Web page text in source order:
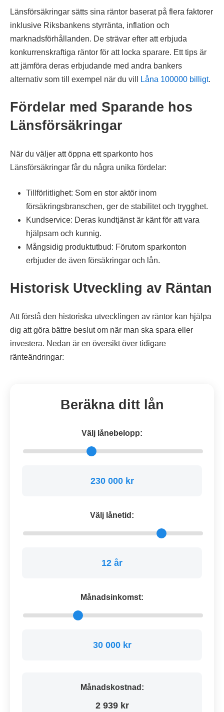
Länsförsäkringar sätts sina räntor baserat på flera faktorer
inklusive Riksbankens styrränta, inflation och
marknadsförhållanden. De strävar efter att erbjuda
konkurrenskraftiga räntor för att locka sparare. Ett tips är
att jämföra deras erbjudande med andra bankers
alternativ som till exempel när du vill
Låna 100000 billigt.
Fördelar med Sparande hos
Länsförsäkringar
När du väljer att öppna ett sparkonto hos
Länsförsäkringar får du några unika fördelar:
Tillförlitlighet: Som en stor aktör inom
försäkringsbranschen, ger de stabilitet och trygghet.
Kundservice: Deras kundtjänst är känt för att vara
hjälpsam och kunnig.
Mångsidig produktutbud: Förutom sparkonton
erbjuder de även försäkringar och lån.
Historisk Utveckling av Räntan
Att förstå den historiska utvecklingen av räntor kan hjälpa
dig att göra bättre beslut om när man ska spara eller
investera. Nedan är en översikt över tidigare
ränteändringar:
Beräkna ditt lån
Välj lånebelopp:
230 000 kr
Välj lånetid:
12 år
Månadsinkomst:
30 000 kr
Månadskostnad:
2 939 kr